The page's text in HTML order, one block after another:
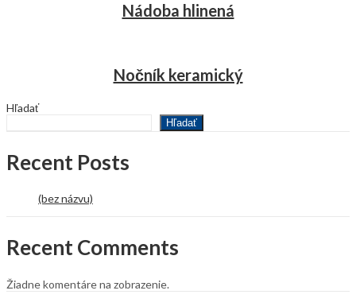
Nádoba hlinená
Nočník keramický
Hľadať
Hľadať
Recent Posts
(bez názvu)
Recent Comments
Žiadne komentáre na zobrazenie.